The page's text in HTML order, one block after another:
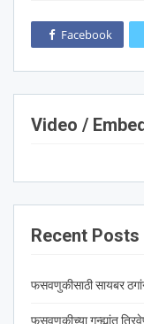
Facebook
Video /
Recent Posts
फसवणुकीसाठी सायबर
फसवणुकीच्या गुन्ह्यांत